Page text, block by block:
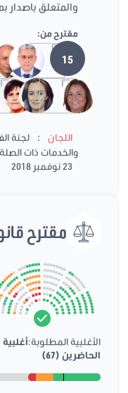
والمتعلق باصدار
مقترح من:
15
اللجان :
لجنة
والخدمات ذات الصلة
23 نوفمبر 2018
مقترح
الأغلبية المطلوبة:أغلبية
الحاضرين (67)